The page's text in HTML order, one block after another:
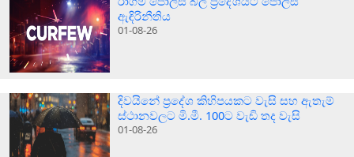
ඇඳිරිනීතිය
01-08-26
දිවයිනේ ප්‍රදේශ කිහිපයකට වැසි සහ ඇතැම්
ස්ථානවලට මි.මී. 100ට වැඩි තද වැසි
01-08-26